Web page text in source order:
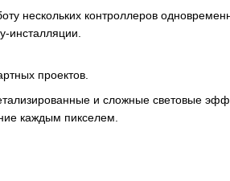
нескольких контроллеров
инсталляции.
проектов.
и сложные световые
каждым пикселем.